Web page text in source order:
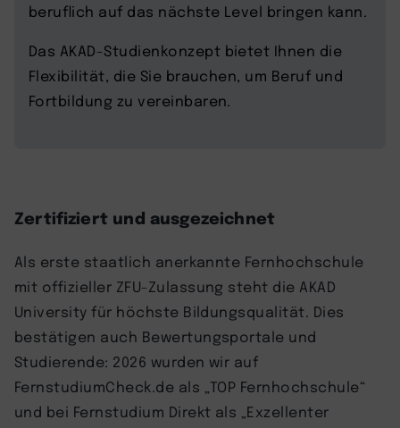
beruflich auf das nächste Level bringen kann.
Das AKAD-Studienkonzept bietet Ihnen die
Flexibilität, die Sie brauchen, um Beruf und
Fortbildung zu vereinbaren.
Zertifiziert und ausgezeichnet
Als erste staatlich anerkannte Fernhochschule
mit offizieller ZFU-Zulassung steht die AKAD
University für höchste Bildungsqualität. Dies
bestätigen auch Bewertungsportale und
Studierende: 2026 wurden wir auf
FernstudiumCheck.de als „TOP Fernhochschule“
und bei Fernstudium Direkt als „Exzellenter